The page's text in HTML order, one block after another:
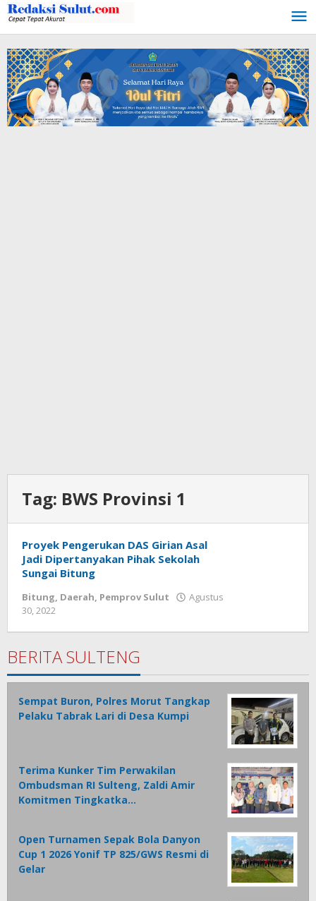
Lewati
ke
konten
Tag: BWS Provinsi 1
Proyek Pengerukan DAS Girian Asal
Jadi Dipertanyakan Pihak Sekolah
Sungai Bitung
Bitung, Daerah, Pemprov Sulut
Agustus
30, 2022
BERITA SULTENG
Sempat Buron, Polres Morut Tangkap
Pelaku Tabrak Lari di Desa Kumpi
Terima Kunker Tim Perwakilan
Ombudsman RI Sulteng, Zaldi Amir
Komitmen Tingkatka…
Open Turnamen Sepak Bola Danyon
Cup 1 2026 Yonif TP 825/GWS Resmi di
Gelar